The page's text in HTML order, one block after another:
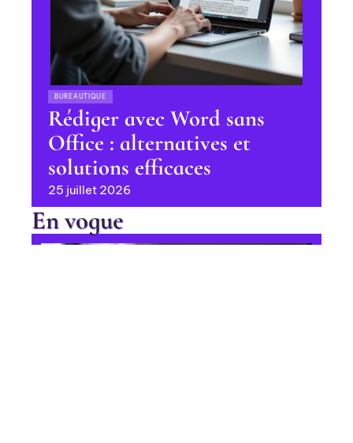
BUREAUTIQUE
Rédiger avec Word sans
Office : alternatives et
solutions efficaces
25 juillet 2026
En vogue